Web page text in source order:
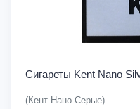
Сигареты Kent Nano
(Кент Нано Серые)